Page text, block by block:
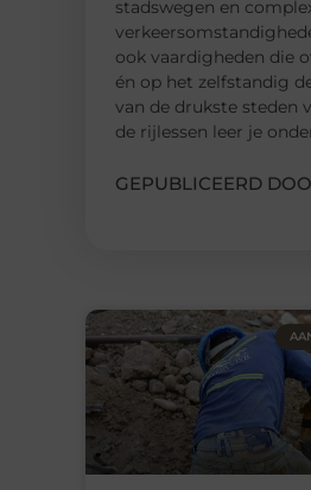
stadswegen en
ook vaardigheden die
én op het zelfstandig
van de drukste steden
de rijlessen leer je
GEPUBLICEERD